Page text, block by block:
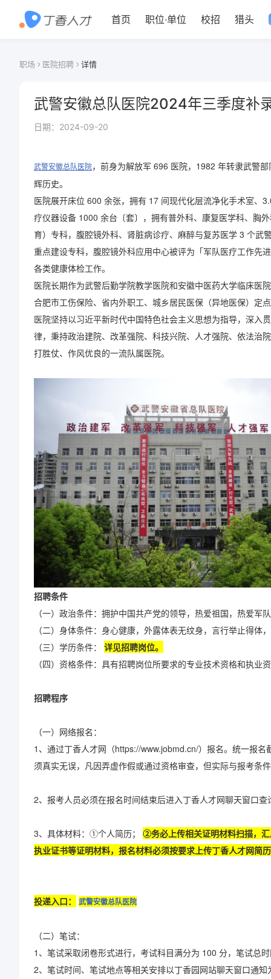
首页 职位·单位 校招 猎头
职场 医院招聘 详情
武警安徽总队医院2024年三季度补
日期： 2024-09-20
武警安徽总队医院，前身为解放军 696 医院，1982 年转隶武警
辉历史。
医院展开床位 600 余张，拥有 17 间现代化层流净化手术室、
疗仪器设备 1000 余台〔套〕，拥有普外科、康复医学科、胸
育）专科，腹腔镜外科、肾脏病诊疗、麻醉与复苏医学 3 个
重点建设专科，腹腔镜外科应用中心被评为「军队医疗工作先
各类健康体检工作。
医院长期作为武警后勤学院教学医院和安徽中医药大学临床医
合肥市工伤保险、省内外职工、城乡居民医保（异地医保）定
医院坚持以习近平新时代中国特色社会主义思想为指导，深入
律，秉持政治建院、改革强院、科技兴院、人才强院、依法治
打胜仗、作风优良的一流队属医院。
招聘条件
（一）政治条件：拥护中国共产党的领导，热爱祖国，热爱
（二）身体条件：身心健康，外露体表无纹身，言行举止得体
（三）学历条件：
详见招聘岗位。
（四）资格条件：具有招聘岗位所要求的专业技术资格和执业
招聘程序
（一）网络报名：
1、通过丁香人才网（https://www.jobmd.cn/）报名。统一报
须真实无误，凡因弄虚作假或通过资格审查，但实际与报考条
2、报考人员必须在报名时间结束后进入丁香人才网聊天窗口
3、具体材料：①个人简历；
②务必上传相关证明材料扫描，
执业证书等证明材料，报名材料必须按要求上传丁香人才网简
投递入口： 武警安徽总队医院
（二）笔试：
1、笔试采取闭卷形式进行，考试科目满分为 100 分，笔试总
2、笔试时间、笔试地点等相关安排以丁香园网站聊天窗口通知